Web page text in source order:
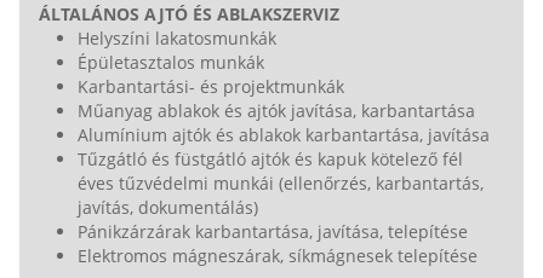
ÁLTALÁNOS AJTÓ ÉS ABLAKSZERVIZ
Helyszíni lakatosmunkák
Épületasztalos munkák
Karbantartási- és projektmunkák
Műanyag ablakok és ajtók javítása, karbantartása
Alumínium ajtók és ablakok karbantartása, javítása
Tűzgátló és füstgátló ajtók és kapuk kötelező fél
éves tűzvédelmi munkái (ellenőrzés, karbantartás,
javítás, dokumentálás)
Pánikzárzárak karbantartása, javítása, telepítése
Elektromos mágneszárak, síkmágnesek telepítése